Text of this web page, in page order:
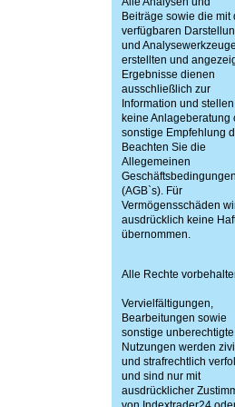
Beiträge sowie die mit
verfügbaren
und
erstellten und
Ergebnisse dienen
ausschließlich zur
Information und stellen
keine Anlageberatung
sonstige Empfehlung
Beachten Sie die
Allegemeinen
Geschäftsbedingungen
(AGB`s). Für
Vermögensschäden
ausdrücklich keine
übernommen.
Alle Rechte
Vervielfältigungen,
Bearbeitungen sowie
sonstige unberechtigte
Nutzungen werden
und strafrechtlich
und sind nur mit
ausdrücklicher